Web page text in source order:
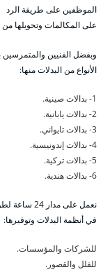
الموظفين على طريقة الرد
على المكالمات وتحويلها
الأنواع من البدلات منها:
1- بدالات صينية.
2- بدالات يابانية.
3- بدالات تايواني.
4- بدالات إندونيسية.
5- بدالات تركية.
6- بدالات هندية.
نعمل على
في أنظمة البدلات وتوفيرها:
للشركات والمؤسسات.
للفلل والقصور.